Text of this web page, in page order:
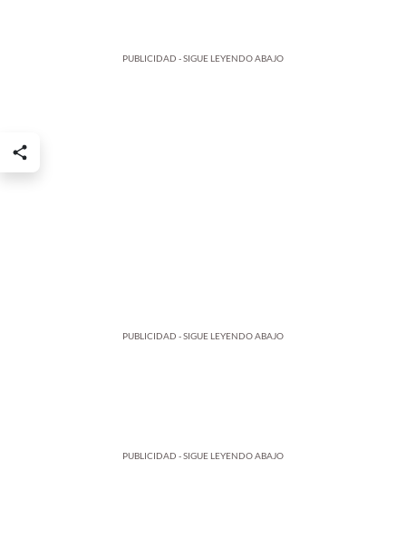
PUBLICIDAD - SIGUE LEYENDO ABAJO
PUBLICIDAD - SIGUE LEYENDO ABAJO
PUBLICIDAD - SIGUE LEYENDO ABAJO